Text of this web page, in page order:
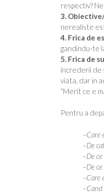
respectiv?
3.
nerealiste
4. Frica de
gandindu-te
5. Frica de
increderii de
viata, dar in
“Merit ce e
Pentru a
–Care
–De
–De
–De
–Care
–